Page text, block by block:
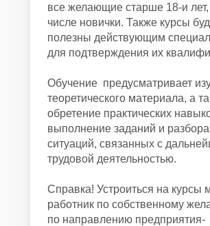
все желающие старше 18-и лет,
числе новички. Также курсы
полезны действующим
для подтверждения их
Обучение предусматривает
теоретического материала, а
обретение практических
выполнение заданий и разбора
ситуаций, связанных с
трудовой деятельностью.
Справка! Устроиться на курсы
работник по собственному
по направлению предприятия-